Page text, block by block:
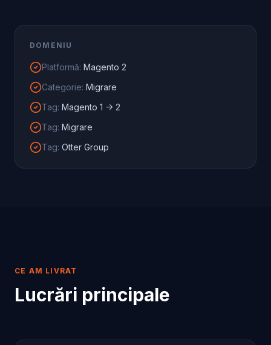
DOMENIU
Platformă: Magento 2
Categorie: Migrare
Tag: Magento 1 -> 2
Tag: Migrare
Tag: Otter Group
CE AM LIVRAT
Lucrări principale